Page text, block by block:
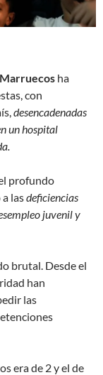
Marruecos ha
con
desencadenadas
un hospital
profundo
lasdeficiencias
juvenil y
brutal. Desde el
han
las
era de 2 y el de